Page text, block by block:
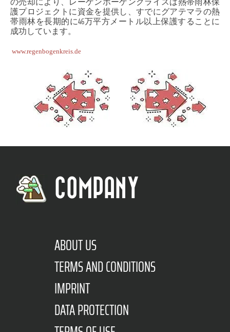
護プロジェクトに資金を提供し、すでにグアテマラの熱
帯雨林を長期的に46万平方メートル以上保護することに
成功しています。
www.regenbogenkreis.de
COMPANY
ABOUT US
TERMS AND CONDITIONS
IMPRINT
DATA PROTECTION